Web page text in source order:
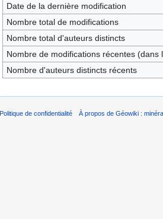
Date de la dernière modification
Nombre total de modifications
Nombre total d'auteurs distincts
Nombre de modifications récentes (dans
Nombre d'auteurs distincts récents
Politique de confidentialité À propos de Géowiki :